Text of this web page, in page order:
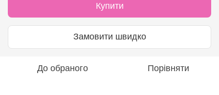
Купити
Замовити швидко
До обраного Порівняти